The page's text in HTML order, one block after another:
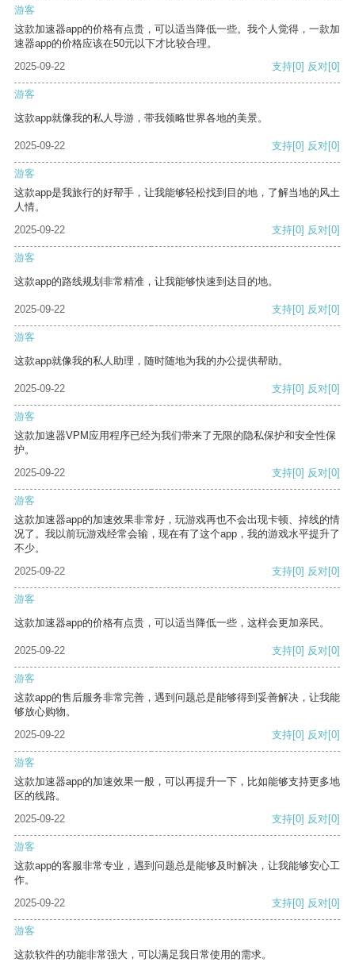
游客
这款加速器app的价格有点贵，可以适当降低一些。我个人觉得，一款加
速器app的价格应该在50元以下才比较合理。
2025-09-22
支持[0] 反对[0]
游客
这款app就像我的私人导游，带我领略世界各地的美景。
2025-09-22 支持[0] 反对[0]
游客
这款app是我旅行的好帮手，让我能够轻松找到目的地，了解当地的风土
人情。
2025-09-22
支持[0] 反对[0]
游客
这款app的路线规划非常精准，让我能够快速到达目的地。
2025-09-22 支持[0] 反对[0]
游客
这款app就像我的私人助理，随时随地为我的办公提供帮助。
2025-09-22 支持[0] 反对[0]
游客
这款加速器VPM应用程序已经为我们带来了无限的隐私保护和安全性保
护。
2025-09-22
支持[0] 反对[0]
游客
这款加速器app的加速效果非常好，玩游戏再也不会出现卡顿、掉线的情
况了。我以前玩游戏经常会输，现在有了这个app，我的游戏水平提升了
不少。
2025-09-22
支持[0] 反对[0]
游客
这款加速器app的价格有点贵，可以适当降低一些，这样会更加亲民。
2025-09-22 支持[0] 反对[0]
游客
这款app的售后服务非常完善，遇到问题总是能够得到妥善解决，让我能
够放心购物。
2025-09-22
支持[0] 反对[0]
游客
这款加速器app的加速效果一般，可以再提升一下，比如能够支持更多地
区的线路。
2025-09-22
支持[0] 反对[0]
游客
这款app的客服非常专业，遇到问题总是能够及时解决，让我能够安心工
作。
2025-09-22
支持[0] 反对[0]
游客
这款软件的功能非常强大，可以满足我日常使用的需求。